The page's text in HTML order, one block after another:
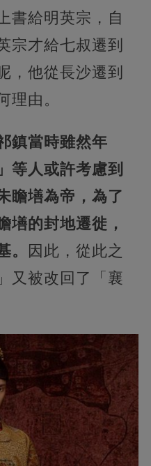
書給明英宗，自
宗才給七叔遷到
，他從長沙遷到
理由。
鎮當時雖然年
等人或許考慮到
瞻墡為帝，為了
墡的封地遷徙，
。
因此，從此之
又被改回了「襄